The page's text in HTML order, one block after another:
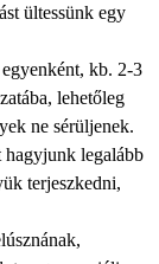
ültessünk egy
kb. 2-3
lehetőleg
ne sérüljenek.
hagyjunk legalább
terjeszkedni,